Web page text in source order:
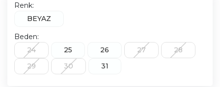
Renk:
BEYAZ
Beden:
24
25 26 27
28
29
30 31